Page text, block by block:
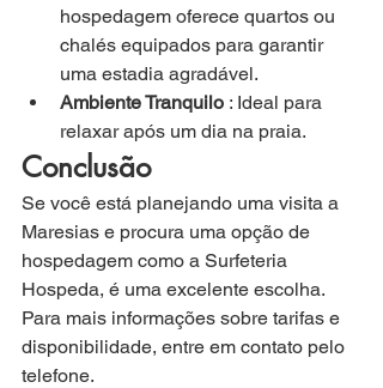
hospedagem oferece quartos ou
chalés equipados para garantir
uma estadia agradável.
Ambiente Tranquilo : Ideal para
relaxar após um dia na praia.
Conclusão
Se você está planejando uma visita a
Maresias e procura uma opção de
hospedagem como a Surfeteria
Hospeda, é uma excelente escolha.
Para mais informações sobre tarifas e
disponibilidade, entre em contato pelo
telefone.